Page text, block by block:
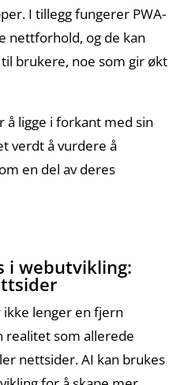
I tillegg fungerer PWA-
nettforhold, og de kan
brukere, noe som gir økt
ligge i forkant med sin
verdt å vurdere å
en del av deres
i webutvikling:
ikke lenger en fjern
realitet som allerede
nettsider. AI kan brukes